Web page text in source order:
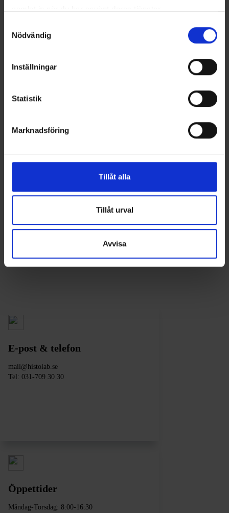
Nödvändig
Inställningar
Statistik
Marknadsföring
Tillåt alla
Tillåt urval
Avvisa
E-post & telefon
mail@histolab.se
Tel: 031-709 30 30
Öppettider
Måndag-Torsdag: 8:00-16:30